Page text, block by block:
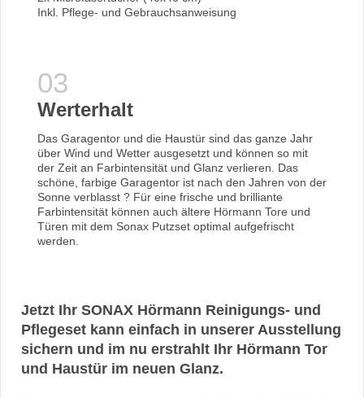
Inkl. Pflege- und Gebrauchsanweisung
Werterhalt
Das Garagentor und die Haustür sind das ganze Jahr
über Wind und Wetter ausgesetzt und können so mit
der Zeit an Farbintensität und Glanz verlieren. Das
schöne, farbige Garagentor ist nach den Jahren von der
Sonne verblasst ? Für eine frische und brilliante
Farbintensität können auch ältere Hörmann Tore und
Türen mit dem Sonax Putzset optimal aufgefrischt
werden.
Jetzt Ihr SONAX Hörmann Reinigungs- und
Pflegeset kann einfach in unserer Ausstellung
sichern und im nu erstrahlt Ihr Hörmann Tor
und Haustür im neuen Glanz.